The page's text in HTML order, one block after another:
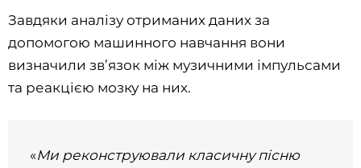
Завдяки аналізу отриманих даних за
допомогою машинного навчання вони
визначили зв’язок між музичними імпульсами
та реакцією мозку на них.
«Ми реконструювали класичну пісню